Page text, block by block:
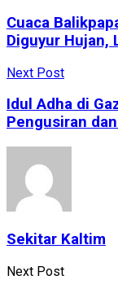
Cuaca
Diguyur Hujan,
Next Post
Idul Adha di
Pengusiran
Sekitar Kaltim
Next Post